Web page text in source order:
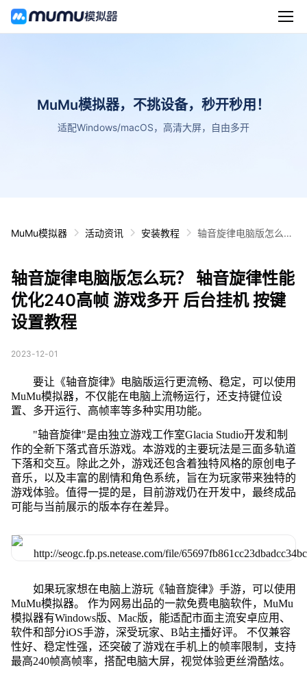
MuMu模拟器，不挑设备，秒开秒用！
适配Windows/macOS，高清大屏，自由多开
MuMu模拟器 活动资讯 安装教程
轴音旋律电脑版怎么
台挂机 按键设置教程
轴音旋律电脑版怎么玩？ 轴音旋律性能
优化240高帧 游戏多开 后台挂机 按键
设置教程
2023-12-01
要让《轴音旋律》电脑版运行更流畅、稳定，可以使用
MuMu模拟器，不仅能在电脑上流畅运行，还支持键位设
置、多开运行、高帧率等多种实用功能。
"轴音旋律"是由独立游戏工作室Glacia Studio开发和制
作的全新下落式音乐游戏。本游戏的主要玩法是三面多轨道
下落和交互。除此之外，游戏还包含着独特风格的原创电子
音乐，以及丰富的剧情和角色系统，旨在为玩家带来独特的
游戏体验。值得一提的是，目前游戏仍在开发中，最终成品
可能与当前展示的版本存在差异。
如果玩家想在电脑上游玩《轴音旋律》手游，可以使用
MuMu模拟器。 作为网易出品的一款免费电脑软件，MuMu
模拟器有Windows版、Mac版，能适配市面主流安卓应用、
软件和部分iOS手游，深受玩家、B站主播好评。 不仅兼容
性好、稳定性强，还突破了游戏在手机上的帧率限制，支持
最高240帧高帧率，搭配电脑大屏，视觉体验更丝滑酷炫。